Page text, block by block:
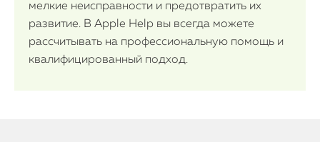
мелкие неисправности и предотвратить их
развитие. В Apple Help вы всегда можете
рассчитывать на профессиональную помощь и
квалифицированный подход.